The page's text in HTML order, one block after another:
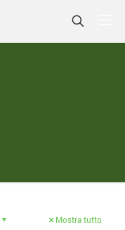
Mostra tutto